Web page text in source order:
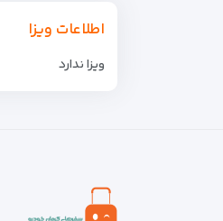
اطلاعات ویزا
ویزا ندارد